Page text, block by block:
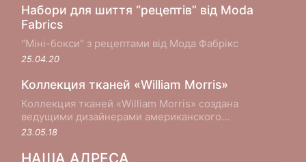
Набори для шиття “рецептів” від Moda
Fabrics
"Міні-бокси" з рецептами від Мода Фабрікс
25.04.20
Коллекция тканей «William Morris»
Коллекция тканей «William Morris» создана
ведущими дизайнерами американского
производителя хлопковых тканей Moda Fabrics в
Лондоне...
23.05.18
НАША АДРЕСА